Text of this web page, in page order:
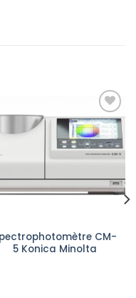
Ajouter
à la liste
CM-
5 Konica Minolta